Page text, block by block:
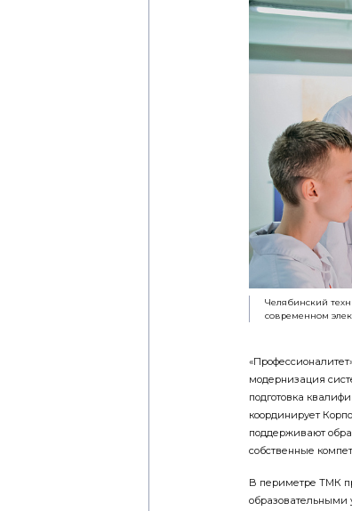
Челябинский
современном
модернизация
подготовка
координирует
поддерживают
собственные
В периметре ТМК
образовательными